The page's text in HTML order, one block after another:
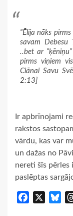
“Ēlija nāks
savam Debesu
..bet ar
pirms viņiem
Ciānai Savu
2:13]
Ir apbrīnojami
rakstos
vārdu, kas var
un dažas no
nereti šīs pērles
paslēptas
Facebook